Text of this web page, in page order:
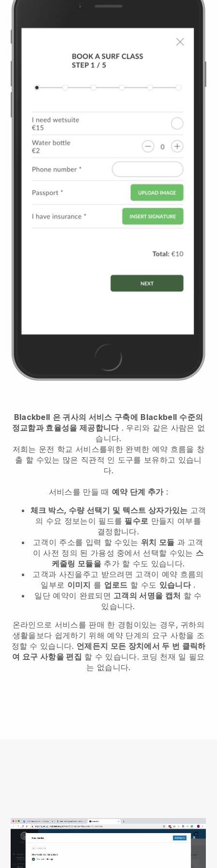
Blackbell 은 귀사의 서비스 구축에 Blackbell 수준의
정교함과 효율성을 제공합니다. 우리와 같은 사람은 없
습니다.
저희는 운전 학교 서비스를위한 완벽한 예약 흐름을 창
출 할 수있는 많은 직관적 인 도구를 보유하고 있습니
다.
서비스를 만들 때 예약 단계 추가:
체크 박스, 수량 선택기 및 텍스트 상자가있는 고객
의 수요 정보는이 필드를 필수로 만들지 여부를
결정합니다.
고객이 주소를 입력 할 수있는 위치 모듈 과 고객
이 사전 정의 된 가용성 중에서 선택할 수있는 스
케줄링 모듈을추가 할 수도 있습니다.
고객과 사진을주고 받으려면 고객이 예약 흐름의
일부로 이미지 를 업로드 할 수도 있습니다.
일단 예약이 완료되면 고객의 서명을 캡처 할 수
있습니다.
온라인으로 서비스를 판매 한 경험이있는 경우, 귀하의
생활을보다 쉽게하기 위해 예약 단계의 요구 사항을 조
정할 수 있습니다. 언제든지 모든 장치에서 두 번 클릭하
여 요구 사항을 편집 할 수 있습니다. 코딩 천재 일 필요
는 없습니다.